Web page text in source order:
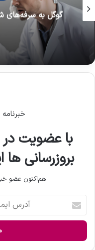
شما گوش می‌دهد تا شما
بمانید!
با عضویت در
بروزرسانی
هم‌اکنون عضو
ر
ا